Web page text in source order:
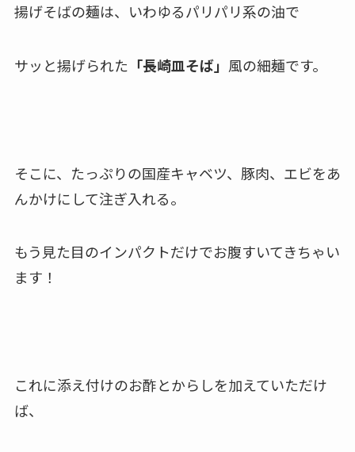
揚げそばの麺は、いわゆるパリパリ系の油で
サッと揚げられた 「長崎皿そば」 風の細麺です。
そこに、たっぷりの国産キャベツ、豚肉、エビをあ
んかけにして注ぎ入れる。
もう見た目のインパクトだけでお腹すいてきちゃい
ます！
これに添え付けのお酢とからしを加えていただけ
ば、